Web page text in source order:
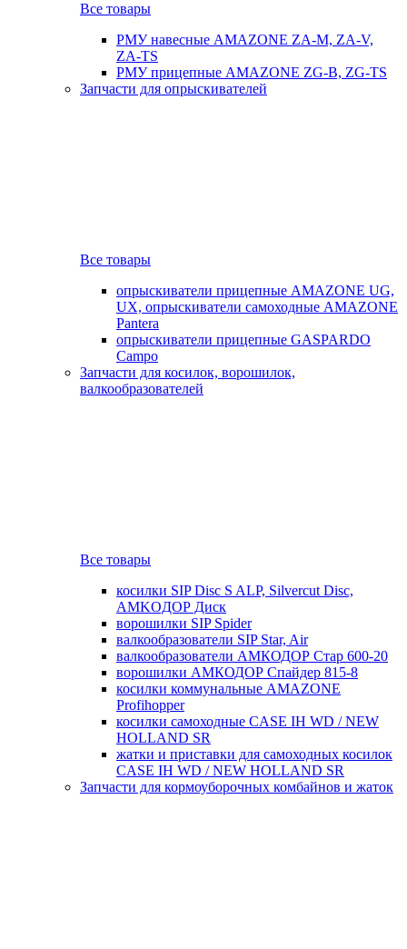
Все товары
РМУ навесные AMAZONE ZA-M, ZA-V,
ZA-TS
РМУ прицепные AMAZONE ZG-B, ZG-TS
Запчасти для опрыскивателей
Все товары
опрыскиватели прицепные AMAZONE UG,
UX, опрыскиватели самоходные AMAZONE
Pantera
опрыскиватели прицепные GASPARDO
Campo
Запчасти для косилок, ворошилок,
валкообразователей
Все товары
косилки SIP Disc S ALP, Silvercut Disc,
AMKOДОР Диск
ворошилки SIP Spider
валкообразователи SIP Star, Air
валкообразователи АМКОДОР Стар 600-20
ворошилки АМКОДОР Спайдер 815-8
косилки коммунальные AMAZONE
Profihopper
косилки самоходные CASE IH WD / NEW
HOLLAND SR
жатки и приставки для самоходных косилок
CASE IH WD / NEW HOLLAND SR
Запчасти для кормоуборочных комбайнов и жаток